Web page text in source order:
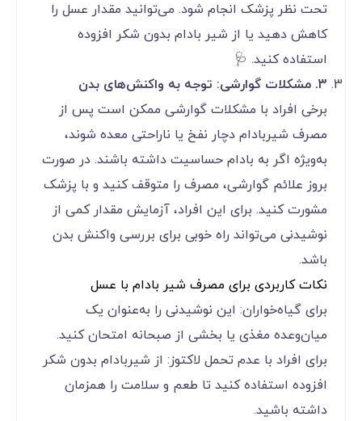
تحت نظر پزشک انجام شود. می‌توانید مقدار عسل را
کاهش دهید یا از شیر بادام بدون شکر افزوده
استفاده کنید. 🩺
3. مشکلات گوارشی: توجه به واکنش‌های بدن
برخی افراد با مشکلات گوارشی ممکن است پس از
مصرف شیربادام دچار نفخ یا ناراحتی معده شوند،
به‌ویژه اگر به بادام حساسیت داشته باشند. در صورت
بروز علائم گوارشی، مصرف را متوقف کنید و با پزشک
مشورت کنید. برای این افراد، آزمایش مقدار کمی از
نوشیدنی می‌تواند راه خوبی برای بررسی واکنش بدن
باشد.
نکات کاربردی برای مصرف شیر بادام با عسل
برای گیاه‌خواران: این نوشیدنی را به‌عنوان یک
میان‌وعده مغذی یا بخشی از صبحانه امتحان کنید.
برای افراد با عدم تحمل لاکتوز: از شیربادام بدون شکر
افزوده استفاده کنید تا طعم و سلامت را همزمان
داشته باشید.